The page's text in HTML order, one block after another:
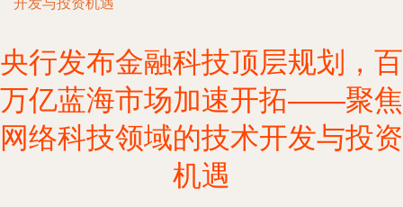
央行发布金融科技顶层规划，百
万亿蓝海市场加速开拓——聚焦
网络科技领域的技术开发与投资
机遇